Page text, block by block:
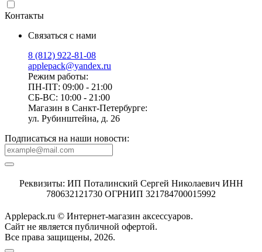
Контакты
Связаться с нами
8 (812) 922-81-08
applepack@yandex.ru
Режим работы:
ПН-ПТ: 09:00 - 21:00
СБ-ВС: 10:00 - 21:00
Магазин в Санкт-Петербурге:
ул. Рубинштейна, д. 26
Подписаться на наши новости:
Реквизиты: ИП Поталинский Сергей Николаевич ИНН
780632121730 ОГРНИП 321784700015992
Applepack.ru © Интернет-магазин аксессуаров.
Cайт не является публичной офертой.
Все права защищены, 2026.